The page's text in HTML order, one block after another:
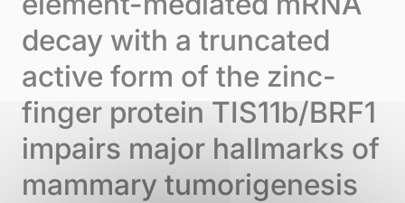
decay with a truncated
active form of the zinc-
finger protein TIS11b/BRF1
impairs major hallmarks of
mammary tumorigenesis